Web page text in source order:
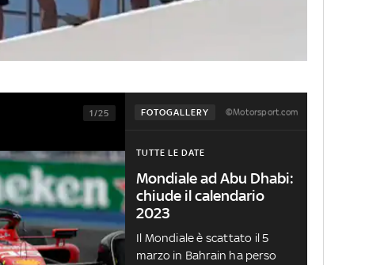
FOTOGALLERY ©Motorsport.com
1/25
TUTTE LE DATE
Mondiale ad Abu Dhabi:
chiude il calendario
2023
Il Mondiale è scattato il 5
marzo in Bahrain ha perso